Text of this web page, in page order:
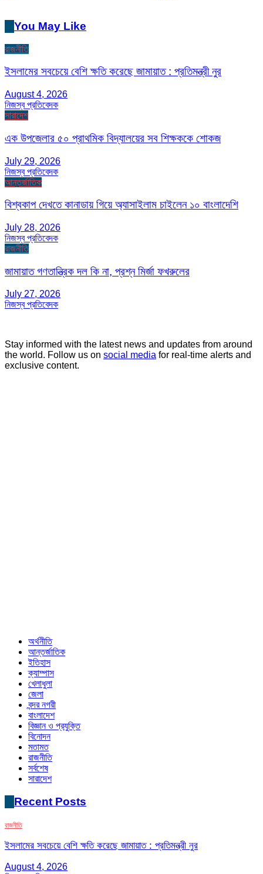
You May Like
রাজনীতি
ইসলামের সবচেয়ে বেশি ক্ষতি করেছে জামায়াত : প্রতিমন্ত্রী নুর
August 4, 2026
নিজস্ব প্রতিবেদক
সারাদেশ
এক উপজেলার ৫০ প্রাথমিক বিদ্যালয়ের সব শিক্ষককে শোকজ
July 29, 2026
নিজস্ব প্রতিবেদক
আন্তর্জাতিক
বিশ্বকাপ দেখতে কানাডায় গিয়ে অ্যাসাইলাম চাইলেন ১০ বাংলাদেশি
July 28, 2026
নিজস্ব প্রতিবেদক
রাজনীতি
জামায়াত গণতান্ত্রিক দল কি না, প্রশ্ন মির্জা ফখরুলের
July 27, 2026
নিজস্ব প্রতিবেদক
Stay informed with the latest news and updates from around
the world. Follow us on social media for real-time alerts and
exclusive content.
অর্থনীতি
আন্তর্জাতিক
ইতিহাস
ক্যাম্পাস
খেলাধুলা
জেলা
বন্দর নগরী
বাংলাদেশ
বিজ্ঞান ও প্রযুক্তি
বিনোদন
মতামত
রাজনীতি
সর্বশেষ
সারাদেশ
Recent Posts
রাজনীতি
ইসলামের সবচেয়ে বেশি ক্ষতি করেছে জামায়াত : প্রতিমন্ত্রী নুর
August 4, 2026